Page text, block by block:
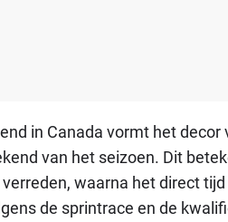
in Canada vormt het decor
van het seizoen. Dit
waarna het direct
de sprintrace en de